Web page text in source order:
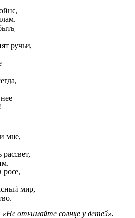
ручьи,
мне,
росе,
мир,
отнимайте солнце у детей».